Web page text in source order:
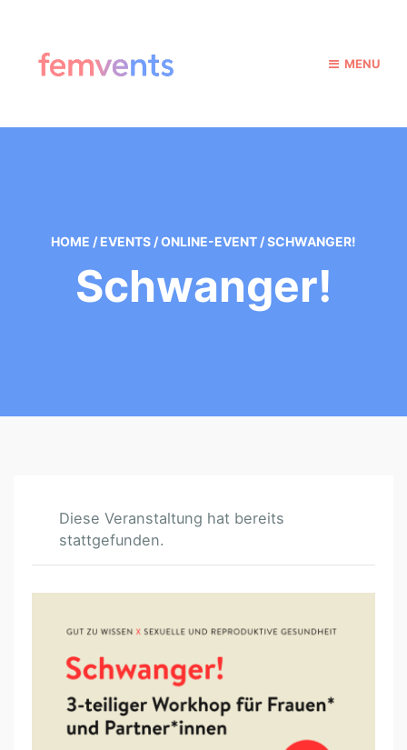
MENU
HOME / EVENTS /ONLINE-EVENT /SCHWANGER!
Schwanger!
Diese Veranstaltung hat bereits
stattgefunden.